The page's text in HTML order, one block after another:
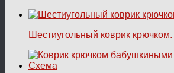
Шестиугольный коврик